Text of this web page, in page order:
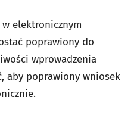
elektronicznym
poprawiony do
wprowadzenia
aby poprawiony wniosek